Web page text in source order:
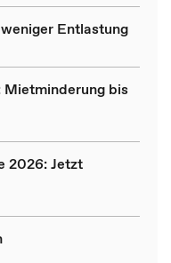
Entlastung
Mietminderung bis
2026: Jetzt